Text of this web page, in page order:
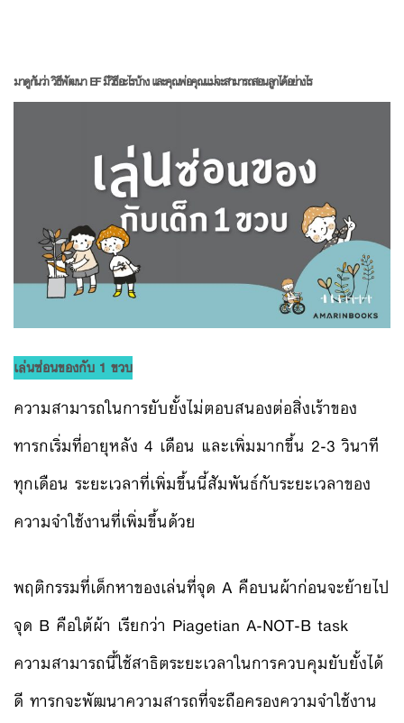
มาดูกันว่า วิธีพัฒนา EF มีวิธีอะไรบ้าง และคุณพ่อคุณแม่จะสามารถสอนลูกได้อย่างไร
เล่นซ่อนของกับ 1 ขวบ
ความสามารถในการยับยั้งไม่ตอบสนองต่อสิ่งเร้าของ
ทารกเริ่มที่อายุหลัง 4 เดือน และเพิ่มมากขึ้น 2-3 วินาที
ทุกเดือน ระยะเวลาที่เพิ่มขึ้นนี้สัมพันธ์กับระยะเวลาของ
ความจำใช้งานที่เพิ่มขึ้นด้วย
พฤติกรรมที่เด็กหาของเล่นที่จุด A คือบนผ้าก่อนจะย้ายไป
จุด B คือใต้ผ้า เรียกว่า Piagetian A-NOT-B task
ความสามารถนี้ใช้สาธิตระยะเวลาในการควบคุมยับยั้งได้
ดี ทารกจะพัฒนาความสารถที่จะถือครองความจำใช้งาน